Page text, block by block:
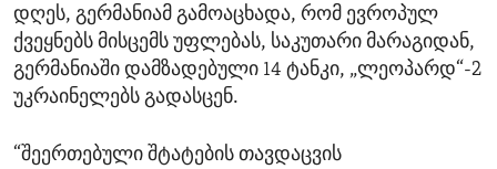
დღეს, გერმანიამ გამოაცხადა, რომ ევროპულ
ქვეყნებს მისცემს უფლებას, საკუთარი მარაგიდან,
გერმანიაში დამზადებული 14 ტანკი, „ლეოპარდ“-2
უკრაინელებს გადასცენ.
“შეერთებული შტატების თავდაცვის